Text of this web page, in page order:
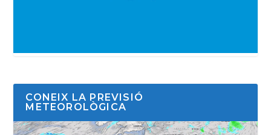
CONEIX LA PREVISIÓ
METEOROLÒGICA